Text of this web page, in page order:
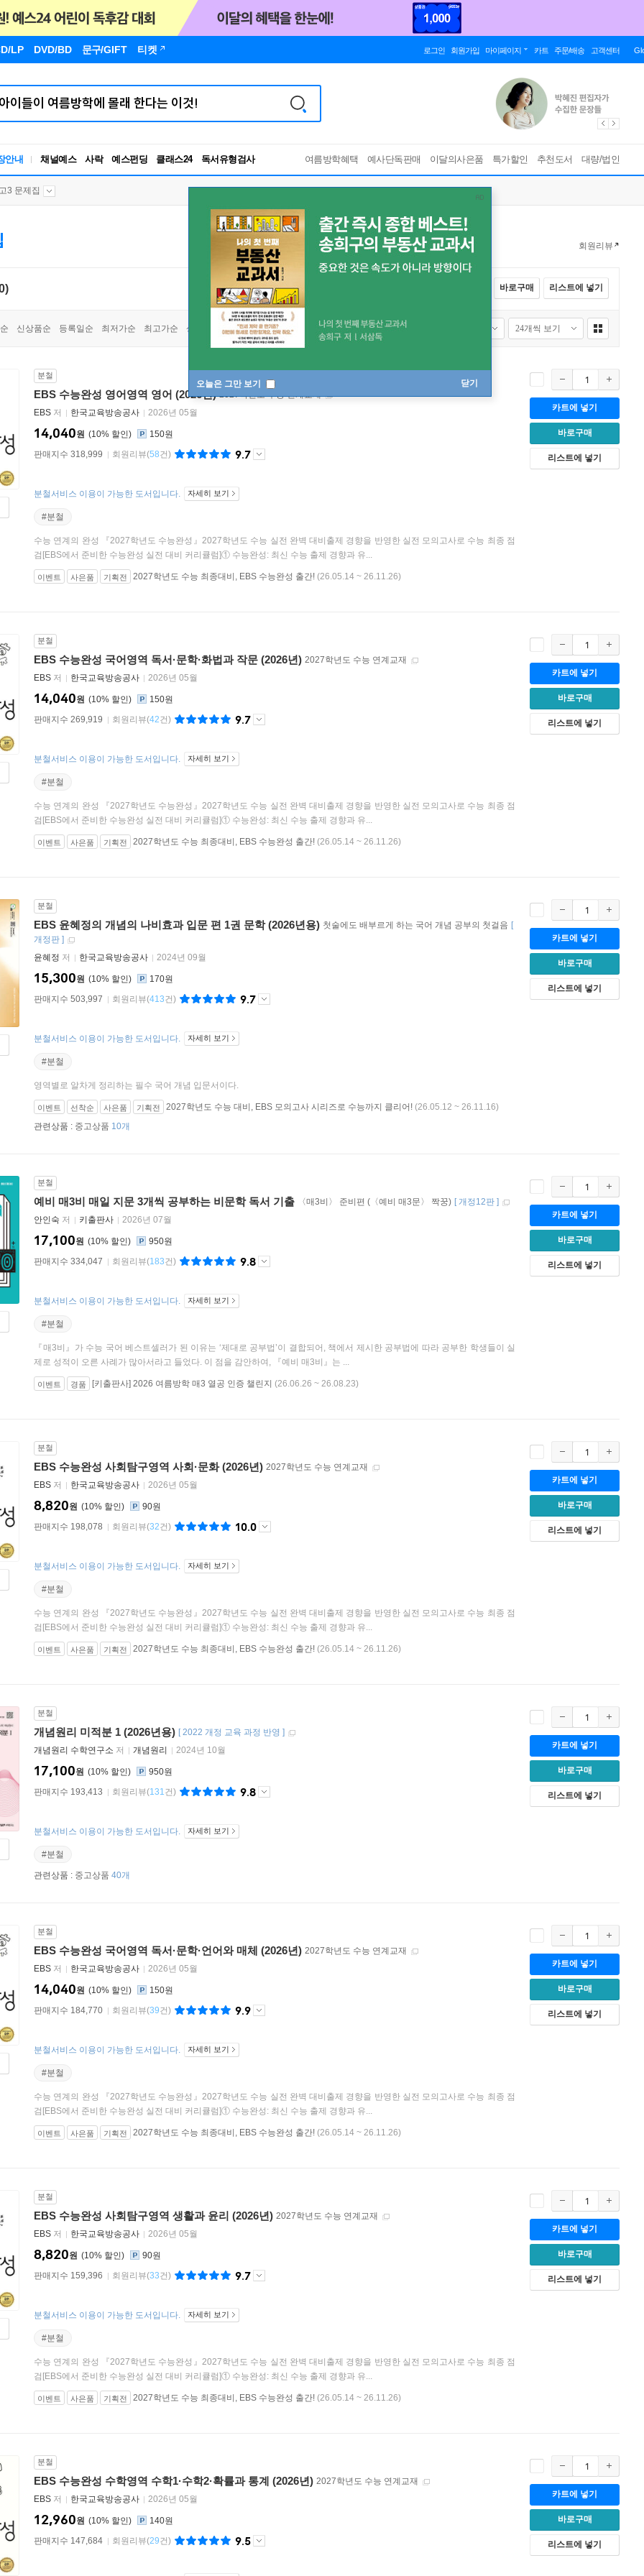
LP DVD/BD 문구/GIFT 티켓 로그인 회원가입 마이페이지 카트 주문/배송 고객센터
안내 채널예스 사락 예스펀딩 클래스24
독서유형검사
RBTI Lab
독서유형검사
여름방학혜택 예사단독판매 이달의사은품 특가할인 추천도서 대량/법인
오늘은 그만 보기 닫기
3 문제집
회원리뷰
바로구매 리스트에 넣기
신상품순 등록일순 최저가순 최고가순 상품명순
분철
EBS 수능완성 영어영역 영어 (2026년) 2027학년도 수능 연계교재
EBS 저 한국교육방송공사 2026년 05월
10%
14,040원
150원
판매지수 318,999
회원리뷰(58건) 9.7
분철서비스 이용이 가능한 도서입니다. 자세히 보기
#분철
수능 연계의 완성 『2027학년도 수능완성』2027학년도 수능 실전 완벽 대비출제 경향을 반영한 실전 모의고사로 수능 최종 점
검[EBS에서 준비한 수능완성 실전 대비 커리큘럼]① 수능완성: 최신 수능 출제 경향과 유...
이벤트 사은품 기획전 2027학년도 수능 최종대비, EBS 수능완성 출간! (26.05.14 ~ 26.11.26)
카트에 넣기
바로구매
리스트에 넣기
분철
EBS 수능완성 국어영역 독서·문학·화법과 작문 (2026년) 2027학년도 수능 연계교재
EBS 저 한국교육방송공사 2026년 05월
10%
14,040원
150원
판매지수 269,919
회원리뷰(42건) 9.7
분철서비스 이용이 가능한 도서입니다. 자세히 보기
#분철
수능 연계의 완성 『2027학년도 수능완성』2027학년도 수능 실전 완벽 대비출제 경향을 반영한 실전 모의고사로 수능 최종 점
검[EBS에서 준비한 수능완성 실전 대비 커리큘럼]① 수능완성: 최신 수능 출제 경향과 유...
이벤트 사은품 기획전 2027학년도 수능 최종대비, EBS 수능완성 출간! (26.05.14 ~ 26.11.26)
카트에 넣기
바로구매
리스트에 넣기
분철
EBS 윤혜정의 개념의 나비효과 입문 편 1권 문학 (2026년용) 첫술에도 배부르게 하는 국어 개념 공부의 첫걸음 [
개정판 ]
윤혜정 저 한국교육방송공사 2024년 09월
10%
15,300원
170원
판매지수 503,997
회원리뷰(413건) 9.7
분철서비스 이용이 가능한 도서입니다. 자세히 보기
#분철
영역별로 알차게 정리하는 필수 국어 개념 입문서이다.
이벤트 선착순 사은품 기획전 2027학년도 수능 대비, EBS 모의고사 시리즈로 수능까지 클리어! (26.05.12 ~ 26.11.16)
관련상품 : 중고상품 10개
카트에 넣기
바로구매
리스트에 넣기
분철
예비 매3비 매일 지문 3개씩 공부하는 비문학 독서 기출 〈매3비〉 준비편 (〈예비 매3문〉 짝꿍) [개정12판 ]
안인숙 저 키출판사 2026년 07월
10%
17,100원
950원
판매지수 334,047
회원리뷰(183건) 9.8
분철서비스 이용이 가능한 도서입니다. 자세히 보기
#분철
『매3비』가 수능 국어 베스트셀러가 된 이유는 ‘제대로 공부법’이 결합되어, 책에서 제시한 공부법에 따라 공부한 학생들이 실
제로 성적이 오른 사례가 많아서라고 들었다. 이 점을 감안하여, 『예비 매3비』는 ...
이벤트 경품 [키출판사] 2026 여름방학 매3 열공 인증 챌린지 (26.06.26 ~ 26.08.23)
카트에 넣기
바로구매
리스트에 넣기
분철
EBS 수능완성 사회탐구영역 사회·문화 (2026년) 2027학년도 수능 연계교재
EBS 저 한국교육방송공사 2026년 05월
10%
8,820원
90원
판매지수 198,078
회원리뷰(32건) 10.0
분철서비스 이용이 가능한 도서입니다. 자세히 보기
#분철
수능 연계의 완성 『2027학년도 수능완성』2027학년도 수능 실전 완벽 대비출제 경향을 반영한 실전 모의고사로 수능 최종 점
검[EBS에서 준비한 수능완성 실전 대비 커리큘럼]① 수능완성: 최신 수능 출제 경향과 유...
이벤트 사은품 기획전 2027학년도 수능 최종대비, EBS 수능완성 출간! (26.05.14 ~ 26.11.26)
카트에 넣기
바로구매
리스트에 넣기
분철
개념원리 미적분 1 (2026년용) [2022 개정 교육 과정 반영 ]
개념원리 수학연구소 저 개념원리 2024년 10월
10%
17,100원
950원
판매지수 193,413
회원리뷰(131건) 9.8
분철서비스 이용이 가능한 도서입니다. 자세히 보기
#분철
관련상품 : 중고상품 40개
카트에 넣기
바로구매
리스트에 넣기
분철
EBS 수능완성 국어영역 독서·문학·언어와 매체 (2026년) 2027학년도 수능 연계교재
EBS 저 한국교육방송공사 2026년 05월
10%
14,040원
150원
판매지수 184,770
회원리뷰(39건) 9.9
분철서비스 이용이 가능한 도서입니다. 자세히 보기
#분철
수능 연계의 완성 『2027학년도 수능완성』2027학년도 수능 실전 완벽 대비출제 경향을 반영한 실전 모의고사로 수능 최종 점
검[EBS에서 준비한 수능완성 실전 대비 커리큘럼]① 수능완성: 최신 수능 출제 경향과 유...
이벤트 사은품 기획전 2027학년도 수능 최종대비, EBS 수능완성 출간! (26.05.14 ~ 26.11.26)
카트에 넣기
바로구매
리스트에 넣기
분철
EBS 수능완성 사회탐구영역 생활과 윤리 (2026년) 2027학년도 수능 연계교재
EBS 저 한국교육방송공사 2026년 05월
10%
8,820원
90원
판매지수 159,396
회원리뷰(33건) 9.7
분철서비스 이용이 가능한 도서입니다. 자세히 보기
#분철
수능 연계의 완성 『2027학년도 수능완성』2027학년도 수능 실전 완벽 대비출제 경향을 반영한 실전 모의고사로 수능 최종 점
검[EBS에서 준비한 수능완성 실전 대비 커리큘럼]① 수능완성: 최신 수능 출제 경향과 유...
이벤트 사은품 기획전 2027학년도 수능 최종대비, EBS 수능완성 출간! (26.05.14 ~ 26.11.26)
카트에 넣기
바로구매
리스트에 넣기
분철
EBS 수능완성 수학영역 수학1·수학2·확률과 통계 (2026년) 2027학년도 수능 연계교재
EBS 저 한국교육방송공사 2026년 05월
10%
12,960원
140원
판매지수 147,684
회원리뷰(29건) 9.5
카트에 넣기
바로구매
리스트에 넣기